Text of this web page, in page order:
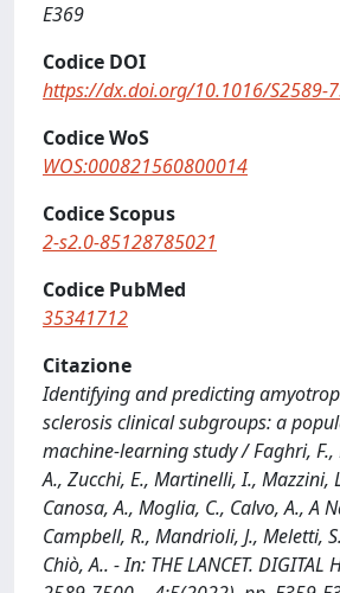
E369
Codice DOI
https://dx.doi.org/10.1016/S2589-
Codice WoS
WOS:000821560800014
Codice Scopus
2-s2.0-85128785021
Codice PubMed
35341712
Citazione
Identifying and predicting
sclerosis clinical subgroups: a
machine-learning study / Faghri, F.,
A., Zucchi, E., Martinelli, I., Mazzini,
Canosa, A., Moglia, C., Calvo, A., A
Campbell, R., Mandrioli, J., Meletti,
Chiò, A.. - In: THE LANCET. DIGITAL